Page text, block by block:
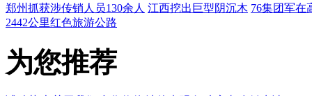
郑州抓获涉传销人员130余人 江西挖出巨型阴沉木 76集团军在
2442公里红色旅游公路
为您推荐